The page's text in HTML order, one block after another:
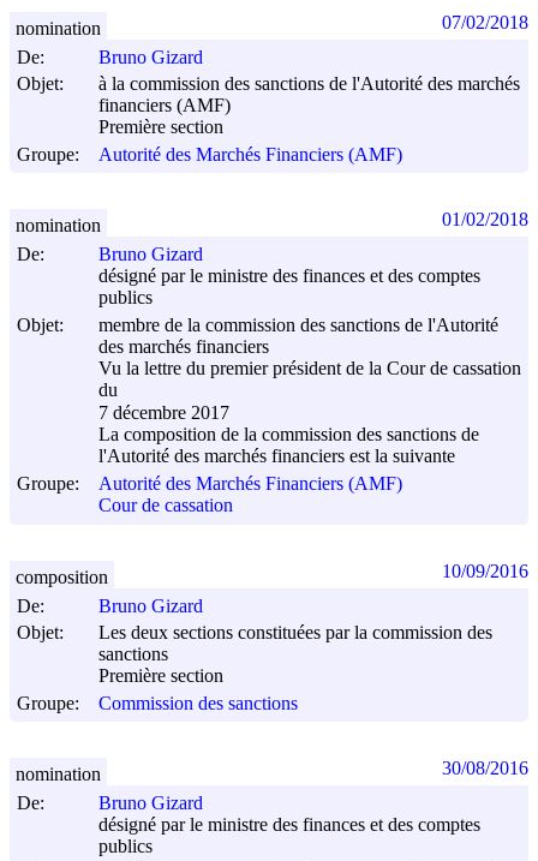
De:
Bruno Gizard
Objet:
à la commission des sanctions de l'Autorité des marchés
financiers (AMF)
Première section
Groupe:
Autorité des Marchés Financiers (AMF)
nomination 07/02/2018
De:
Bruno Gizard
désigné par le ministre des finances et des comptes
publics
Objet:
membre de la commission des sanctions de l'Autorité
des marchés financiers
Vu la lettre du premier président de la Cour de cassation
du
7 décembre 2017
La composition de la commission des sanctions de
l'Autorité des marchés financiers est la suivante
Groupe:
Autorité des Marchés Financiers (AMF)
Cour de cassation
nomination 01/02/2018
De:
Bruno Gizard
Objet:
Les deux sections constituées par la commission des
sanctions
Première section
Groupe:
Commission des sanctions
composition 10/09/2016
De:
Bruno Gizard
désigné par le ministre des finances et des comptes
publics
nomination 30/08/2016